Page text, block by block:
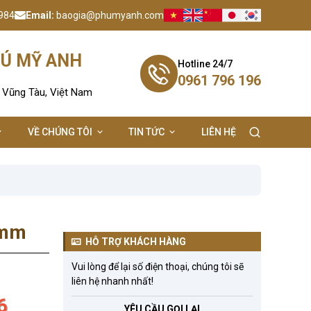
Email: baogia@phumyanh.com
MỸ ANH
Tàu, Việt Nam
Hotline 24/7
0961 796 196
VỀ CHÚNG TÔI TIN TỨC LIÊN HỆ
HỖ TRỢ KHÁCH HÀNG
Vui lòng để lại số điện thoại, chúng tôi sẽ
liên hệ nhanh nhất!